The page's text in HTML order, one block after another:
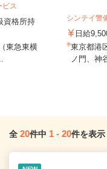
ス
格所持
東急東横
シンテイ警
日給
東京都港
ノ門、神
全 20件中 1 - 20件を表示